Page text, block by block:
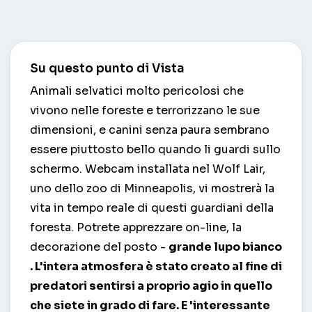
Su questo punto di Vista
Animali selvatici molto pericolosi che
vivono nelle foreste e terrorizzano le sue
dimensioni, e canini senza paura sembrano
essere piuttosto bello quando li guardi sullo
schermo. Webcam installata nel Wolf Lair,
uno dello zoo di Minneapolis, vi mostrerà la
vita in tempo reale di questi guardiani della
foresta. Potrete apprezzare on-line, la
decorazione del posto - grande lupo bianco
. L'intera atmosfera è stato creato al fine di
predatori sentirsi a proprio agio in quello
che siete in grado di fare. E 'interessante